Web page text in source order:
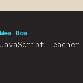
Wes Bos
JavaScript Teacher